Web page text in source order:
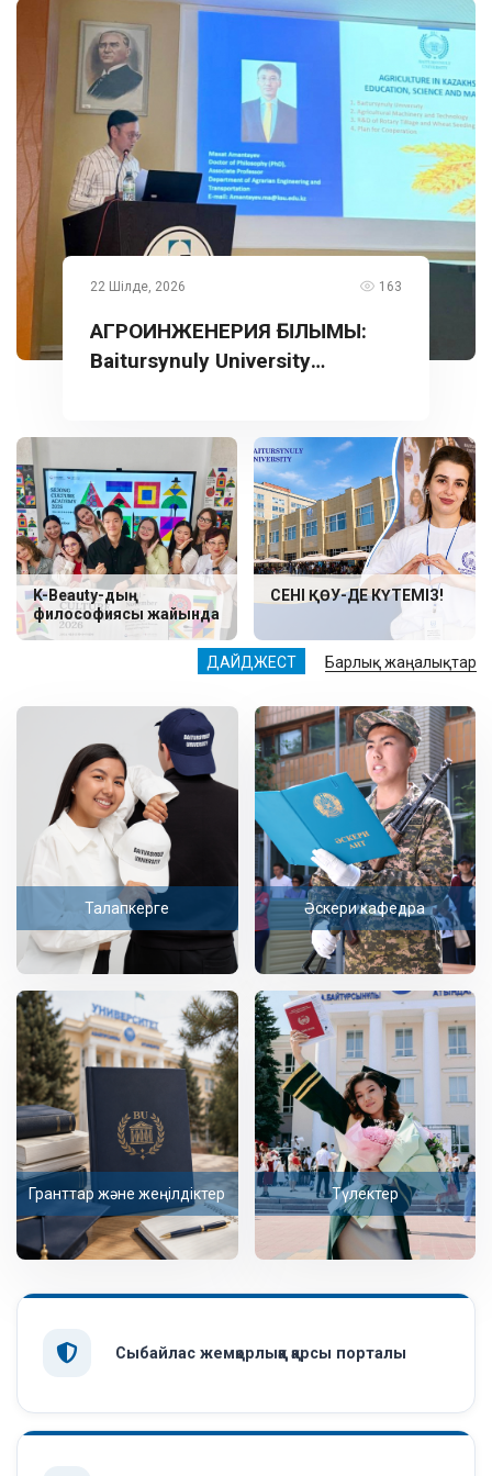
ДАЙДЖЕСТ Барлық жаңалықтар
22 Шілде, 2026 163
АГРОИНЖЕНЕРИЯ ҒЫЛЫМЫ:
Baitursynuly University
K-Beauty-дың
философиясы жайында
СЕНІ ҚӨУ-ДЕ КҮТЕМІЗ!
Талапкерге Әскери кафедра
Гранттар және жеңілдіктер Түлектер
Сыбайлас жемқорлыққа қарсы порталы